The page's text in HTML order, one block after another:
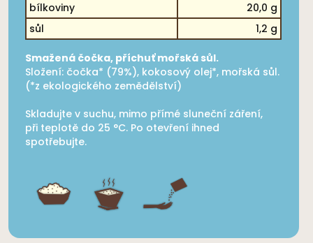
bílkoviny
20,0 g
sůl
1,2 g
Smažená čočka, příchuť mořská sůl.
Složení: čočka* (79%), kokosový olej*, mořská sůl.
(*z ekologického zemědělství)
Skladujte v suchu, mimo přímé sluneční záření,
při teplotě do 25 °C. Po otevření ihned
spotřebujte.